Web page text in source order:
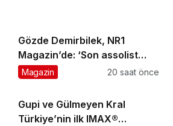
Gözde Demirbilek, NR1
Magazin’de: ‘Son assolist
olarak var olacağım!’
Magazin 20 saat önce
Gupi ve Gülmeyen Kral
Türkiye’nin ilk IMAX®